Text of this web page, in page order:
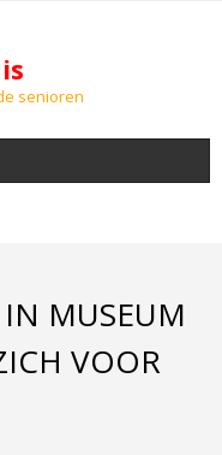
senioren
IN MUSEUM
VOOR